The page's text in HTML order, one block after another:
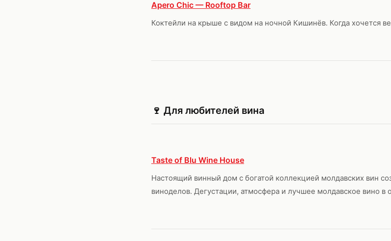
Apero Chic — Rooftop Bar
Коктейли на крыше с видом на ночной Кишинёв. Когда хочется
🍷 Для любителей вина
Taste of Blu Wine House
Настоящий винный дом с богатой коллекцией молдавских вин
виноделов. Дегустации, атмосфера и лучшее молдавское вино в